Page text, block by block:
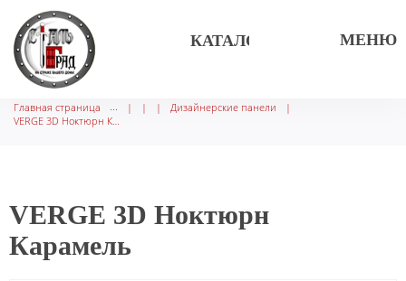
КАТАЛОГ ТОВАРОВМЕНЮ
Главная страница | | | Дизайнерские панели
|
VERGE 3D Ноктюрн Карамель
VERGE 3D Ноктюрн
Карамель